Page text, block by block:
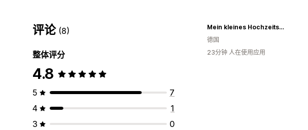
评论 (8)
整体评分
4.8
5
7
4
1
3
0
Mein kleines Hochzeitsbüro
德国
23分钟 人在使用应用